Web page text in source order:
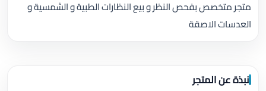
متجر متخصص بفحص النظر و بيع النظارات الطبية و الشمسية و
العدسات الاصقة
نبذة عن المتجر